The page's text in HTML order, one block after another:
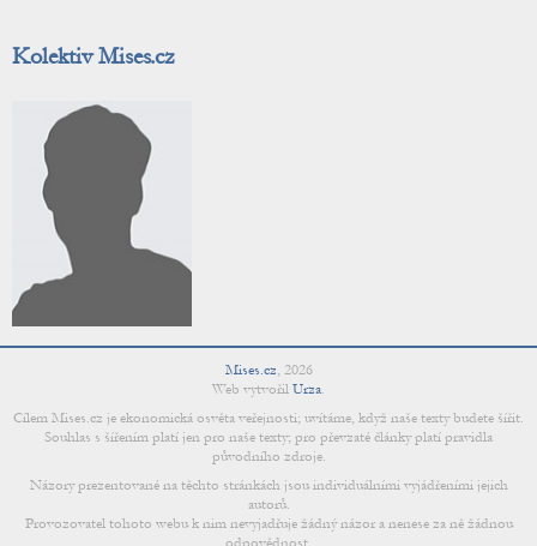
Kolektiv Mises.cz
Mises.cz, 2026
Web vytvořil Urza.
Cílem Mises.cz je ekonomická osvěta veřejnosti; uvítáme, když naše texty budete šířit.
Souhlas s šířením platí jen pro naše texty; pro převzaté články platí pravidla
původního zdroje.
Názory prezentované na těchto stránkách jsou individuálními vyjádřeními jejich
autorů.
Provozovatel tohoto webu k nim nevyjadřuje žádný názor a nenese za ně žádnou
odpovědnost.